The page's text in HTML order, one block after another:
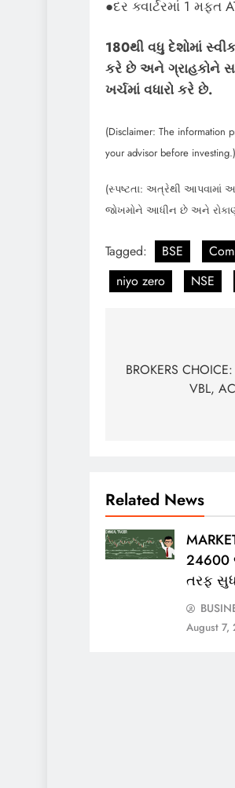
●દર ક્વાર્ટરમાં 1 મફત
180થી વધુ દેશોમાં
કરે છે અને ગ્રાહકોને
ખર્ચમાં વધારો કરે છે.
(Disclaimer: The information
your advisor before investing.)
(સ્પષ્ટતા: અત્રેથી આપવામાં
જોખમોને આધીન છે અને રોકાણ
Tagged: BSE
niyo zero
NSE
navigation
BROKERS
VBL,
Related News
24600
તરફ
August 7,